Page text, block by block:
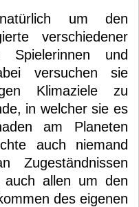
um den
verschiedener
Spielerinnen und
versuchen sie
Klimaziele zu
in welcher sie es
am Planeten
auch niemand
Zugeständnissen
allen um den
des eigenen